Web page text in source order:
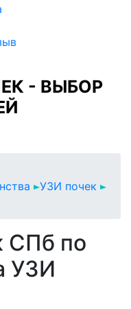
- ВЫБОР
УЗИ почек
СПб по
УЗИ